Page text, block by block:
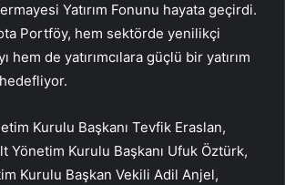
Yatırım Fonunu hayata geçirdi.
Portföy, hem sektörde yenilikçi
hem de yatırımcılara güçlü bir yatırım
Kurulu Başkanı Tevfik Eraslan,
Yönetim Kurulu Başkanı Ufuk Öztürk,
Kurulu Başkan Vekili Adil Anjel,